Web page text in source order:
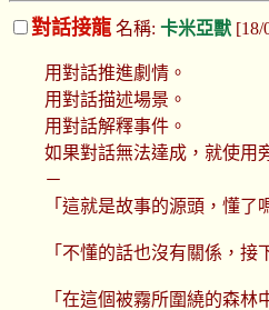
對話接龍 名稱: 卡米亞獸 [18/
用對話推進劇情。
用對話描述場景。
用對話解釋事件。
如果對話無法達成，就使用
－
「這就是故事的源頭，懂了
「不懂的話也沒有關係，
「在這個被霧所圍繞的森林